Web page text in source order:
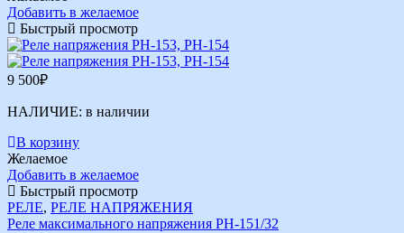
Добавить в желаемое
Быстрый просмотр
9 500₽
НАЛИЧИЕ: в наличии
В корзину
Желаемое
Добавить в желаемое
Быстрый просмотр
РЕЛЕ, РЕЛЕ НАПРЯЖЕНИЯ
Реле максимального напряжения РН-151/32